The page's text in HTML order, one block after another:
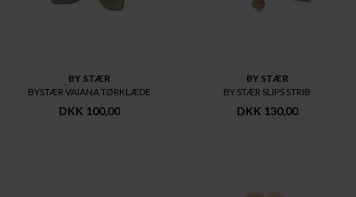
BY STÆR
BYSTÆR VAIANA TØRKLÆDE
DKK 100,00
BY STÆR
BY STÆR SLIPS STRIB
DKK 130,00